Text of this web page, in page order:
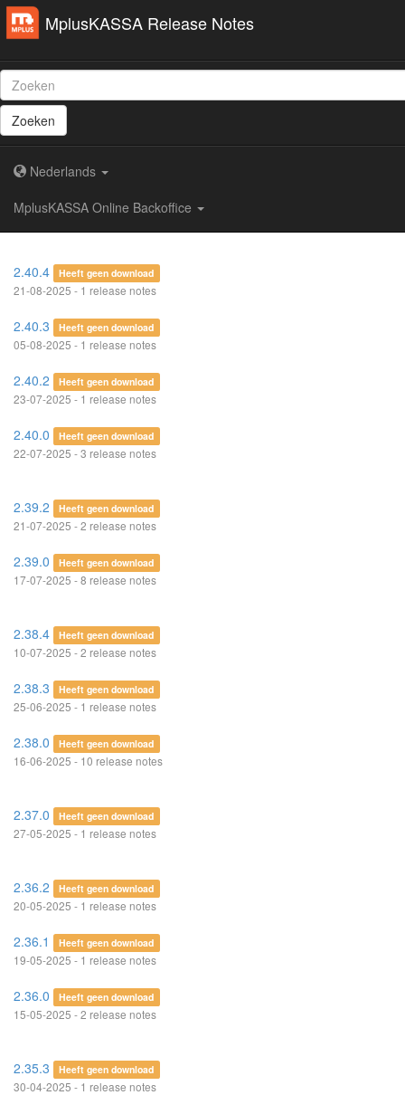
MplusKASSA Release Notes
Zoeken
Nederlands
MplusKASSA Online Backoffice
2.40.4 Heeft geen download
21-08-2025 - 1 release notes
2.40.3 Heeft geen download
05-08-2025 - 1 release notes
2.40.2 Heeft geen download
23-07-2025 - 1 release notes
2.40.0 Heeft geen download
22-07-2025 - 3 release notes
2.39.2 Heeft geen download
21-07-2025 - 2 release notes
2.39.0 Heeft geen download
17-07-2025 - 8 release notes
2.38.4 Heeft geen download
10-07-2025 - 2 release notes
2.38.3 Heeft geen download
25-06-2025 - 1 release notes
2.38.0 Heeft geen download
16-06-2025 - 10 release notes
2.37.0 Heeft geen download
27-05-2025 - 1 release notes
2.36.2 Heeft geen download
20-05-2025 - 1 release notes
2.36.1 Heeft geen download
19-05-2025 - 1 release notes
2.36.0 Heeft geen download
15-05-2025 - 2 release notes
2.35.3 Heeft geen download
30-04-2025 - 1 release notes